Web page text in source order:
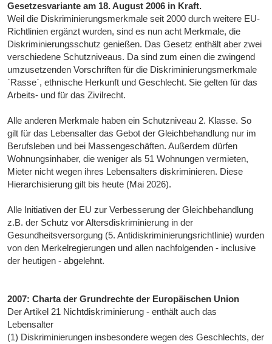
Gesetzesvariante am 18. August 2006 in Kraft.
Weil die Diskriminierungsmerkmale seit 2000 durch weitere EU-
Richtlinien ergänzt wurden, sind es nun acht Merkmale, die
Diskriminierungsschutz genießen. Das Gesetz enthält aber zwei
verschiedene Schutzniveaus. Da sind zum einen die zwingend
umzusetzenden Vorschriften für die Diskriminierungsmerkmale
`Rasse`, ethnische Herkunft und Geschlecht. Sie gelten für das
Arbeits- und für das Zivilrecht.
Alle anderen Merkmale haben ein Schutzniveau 2. Klasse. So
gilt für das Lebensalter das Gebot der Gleichbehandlung nur im
Berufsleben und bei Massengeschäften. Außerdem dürfen
Wohnungsinhaber, die weniger als 51 Wohnungen vermieten,
Mieter nicht wegen ihres Lebensalters diskriminieren. Diese
Hierarchisierung gilt bis heute (Mai 2026).
Alle Initiativen der EU zur Verbesserung der Gleichbehandlung
z.B. der Schutz vor Altersdiskriminierung in der
Gesundheitsversorgung (5. Antidiskriminierungsrichtlinie) wurden
von den Merkelregierungen und allen nachfolgenden - inclusive
der heutigen - abgelehnt.
2007: Charta der Grundrechte der Europäischen Union
Der Artikel 21 Nichtdiskriminierung - enthält auch das
Lebensalter
(1) Diskriminierungen insbesondere wegen des Geschlechts, der